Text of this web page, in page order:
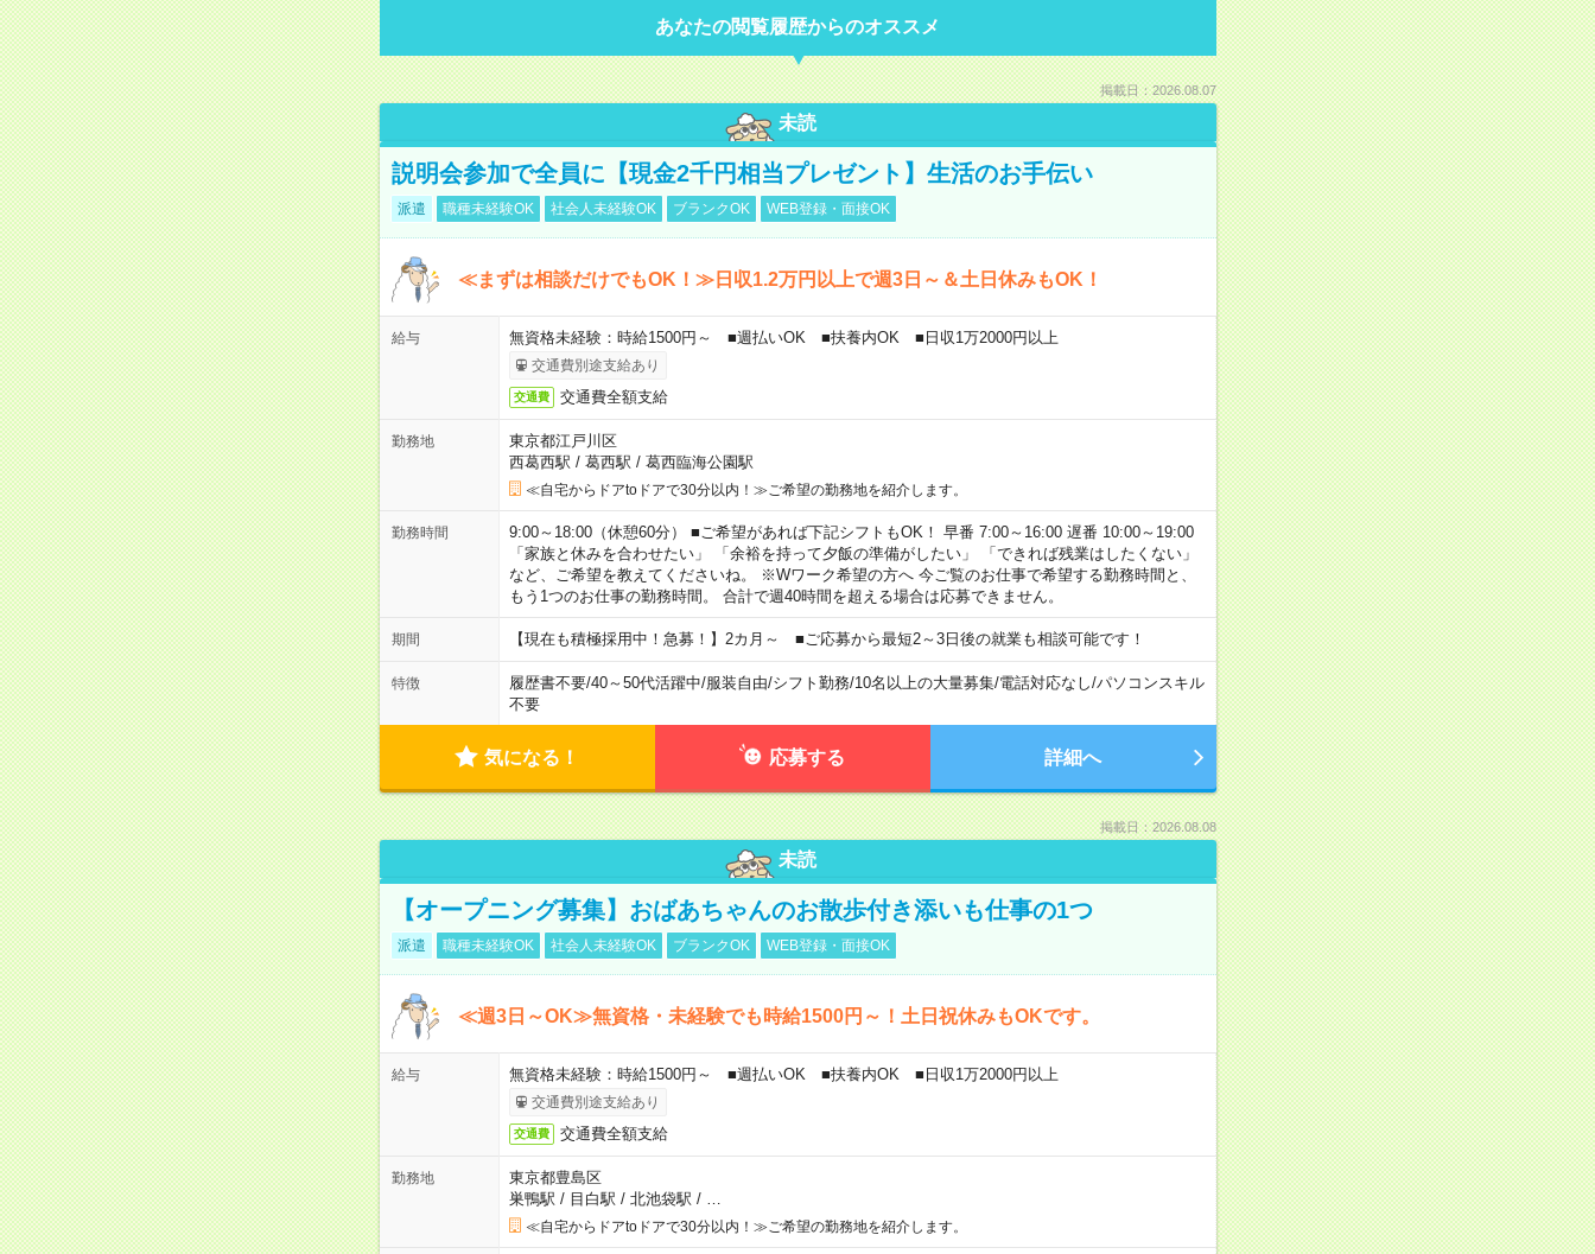
あなたの閲覧履歴からのオススメ
掲載日：2026.08.07
未読
説明会参加で全員に【現金2千円相当プレゼント】生活のお手伝い
派遣 職種未経験OK 社会人未経験OK ブランクOK WEB登録・面接OK
≪まずは相談だけでもOK！≫日収1.2万円以上で週3日～＆土日休みもOK！
給与 無資格未経験：時給1500円～ ■週払いOK ■扶養内OK ■日収1万2000円以上
交通費別途支給あり
交通費 交通費全額支給
勤務地
東京都江戸川区
西葛西駅 / 葛西駅 / 葛西臨海公園駅
≪自宅からドアtoドアで30分以内！≫ご希望の勤務地を紹介します。
勤務時間
9:00～18:00（休憩60分） ■ご希望があれば下記シフトもOK！ 早番 7:00～16:00 遅番 10:00～19:00
「家族と休みを合わせたい」 「余裕を持って夕飯の準備がしたい」 「できれば残業はしたくない」
など、ご希望を教えてくださいね。 ※Wワーク希望の方へ 今ご覧のお仕事で希望する勤務時間と、
もう1つのお仕事の勤務時間。 合計で週40時間を超える場合は応募できません。
期間 【現在も積極採用中！急募！】2カ月～ ■ご応募から最短2～3日後の就業も相談可能です！
特徴 履歴書不要/40～50代活躍中/服装自由/シフト勤務/10名以上の大量募集/電話対応なし/パソコンスキル
不要
気になる！ 応募する 詳細へ
掲載日：2026.08.08
未読
【オープニング募集】おばあちゃんのお散歩付き添いも仕事の1つ
派遣 職種未経験OK 社会人未経験OK ブランクOK WEB登録・面接OK
≪週3日～OK≫無資格・未経験でも時給1500円～！土日祝休みもOKです。
給与 無資格未経験：時給1500円～ ■週払いOK ■扶養内OK ■日収1万2000円以上
交通費別途支給あり
交通費 交通費全額支給
勤務地
東京都豊島区
巣鴨駅 / 目白駅 / 北池袋駅 /
≪自宅からドアtoドアで30分以内！≫ご希望の勤務地を紹介します。